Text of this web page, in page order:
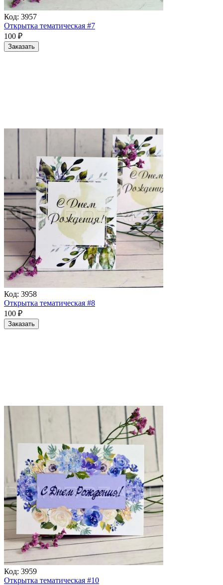
Код: 3957
Открытка тематическая #7
100 ₽
Заказать
Код: 3958
Открытка тематическая #8
100 ₽
Заказать
Код: 3959
Открытка тематическая #10